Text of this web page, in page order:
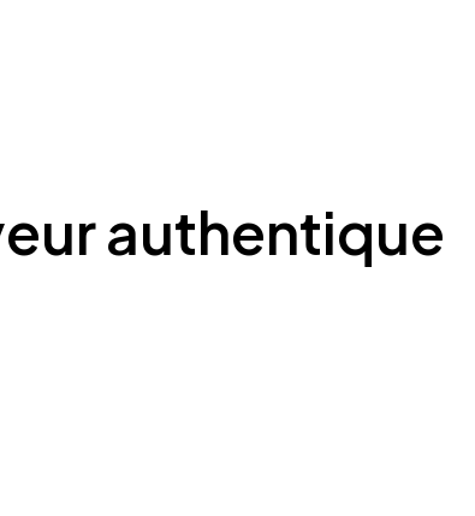
authentique